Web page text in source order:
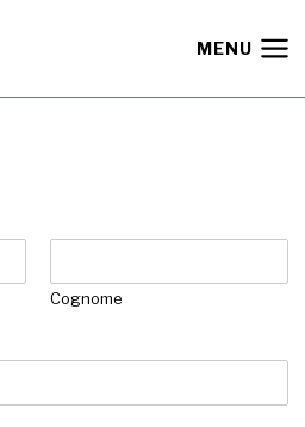
MENU
Cognome